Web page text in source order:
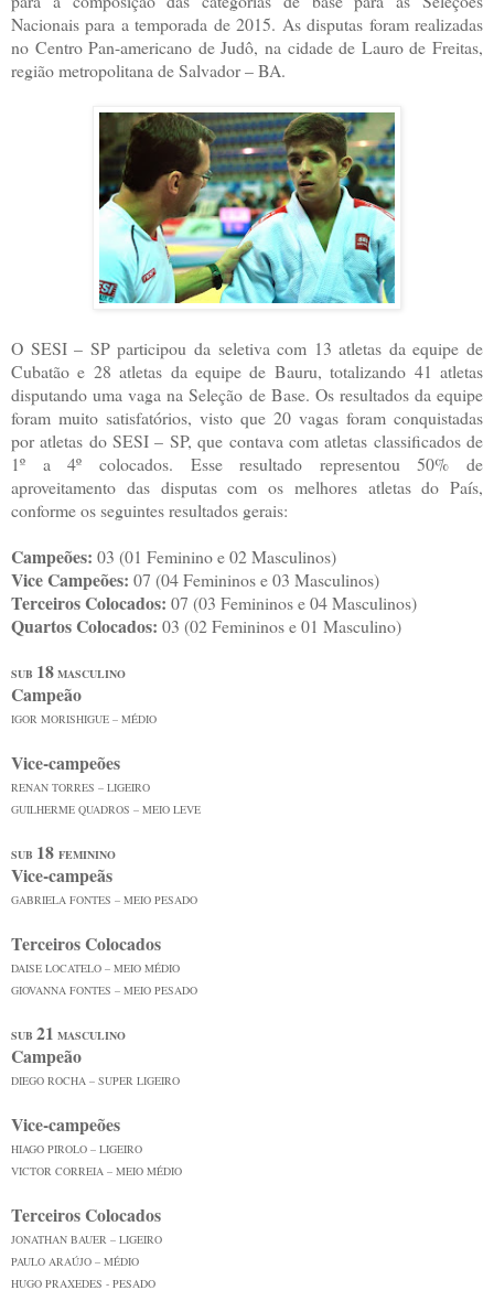
Nacionais para a temporada de 2015. As disputas foram realizadas
no Centro Pan-americano de Judô, na cidade de Lauro de Freitas,
região metropolitana de Salvador – BA.
O SESI – SP participou da seletiva com 13 atletas da equipe de
Cubatão e 28 atletas da equipe de Bauru, totalizando 41 atletas
disputando uma vaga na Seleção de Base. Os resultados da equipe
foram muito satisfatórios, visto que 20 vagas foram conquistadas
por atletas do SESI – SP, que contava com atletas classificados de
1º a 4º colocados. Esse resultado representou 50% de
aproveitamento das disputas com os melhores atletas do País,
conforme os seguintes resultados gerais:
Campeões: 03 (01 Feminino e 02 Masculinos)
Vice Campeões: 07 (04 Femininos e 03 Masculinos)
Terceiros Colocados: 07 (03 Femininos e 04 Masculinos)
Quartos Colocados: 03 (02 Femininos e 01 Masculino)
SUB 18 MASCULINO
Campeão
IGOR MORISHIGUE – MÉDIO
Vice-campeões
RENAN TORRES – LIGEIRO
GUILHERME QUADROS – MEIO LEVE
SUB 18 FEMININO
Vice-campeãs
GABRIELA FONTES – MEIO PESADO
Terceiros Colocados
DAISE LOCATELO – MEIO MÉDIO
GIOVANNA FONTES – MEIO PESADO
SUB 21 MASCULINO
Campeão
DIEGO ROCHA – SUPER LIGEIRO
Vice-campeões
HIAGO PIROLO – LIGEIRO
VICTOR CORREIA – MEIO MÉDIO
Terceiros Colocados
JONATHAN BAUER – LIGEIRO
PAULO ARAÚJO – MÉDIO
HUGO PRAXEDES - PESADO